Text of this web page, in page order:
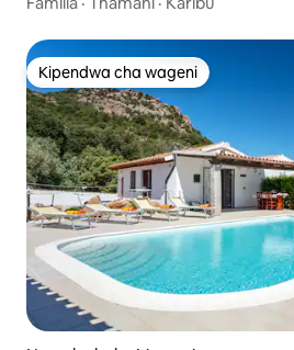
Kipendwa cha wageni
Kipendwa cha wageni